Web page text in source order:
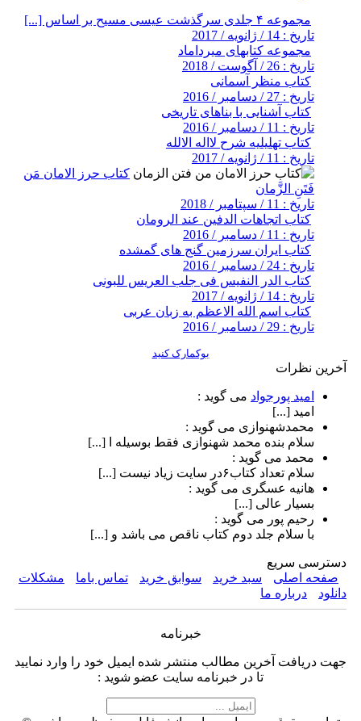
مجموعه ۴ جلدی سرگذشت عیسی مسیح بر اساس [...]
تاریخ : 14 / ژانویه / 2017
مجموعه کتابهای میرداماد
تاریخ : 26 / آگوست / 2018
کتاب منظر آسمانی
تاریخ : 27 / دسامبر / 2016
کتاب آشنایی با بناهای تاریخی
تاریخ : 11 / دسامبر / 2016
کتاب تهلیلیه شرح لااله الالله
تاریخ : 11 / ژانویه / 2017
کتاب حرز الامان مَن
فَتَنِ الزَّمان
تاریخ : 11 / سپتامبر / 2018
کتاب اتجاهات الدفين عند الرومان
تاریخ : 11 / دسامبر / 2016
کتاب ایران سرزمین گنج های گمشده
تاریخ : 24 / دسامبر / 2016
کتاب الدر النفيس فى جلب العريس للبونى
تاریخ : 14 / ژانویه / 2017
کتاب اسم الله الاعظم به زبان عربی
تاریخ : 29 / دسامبر / 2016
بوکمارک کنید
آخرین نظرات
امید پورجواد می گوید :
امید [...]
محمدشهنوازی می گوید :
سلام بنده محمد شهنوازی فقط بوسیله ا [...]
محمد می گوید :
سلام تعداد کتاب۶در سایت زیاد نیست [...]
هانیه عسگری می گوید :
بسیار عالی [...]
رحیم پور می گوید :
با سلام جلد دوم کتاب ناقص می باشد و [...]
دسترسی سریع
صفحه اصلی
سبد خرید سوابق خرید تماس باما
مشکلات
دانلود
درباره ما
خبرنامه
جهت دریافت آخرین مطالب منتشر شده ایمیل خود را وارد نمایید
تا در خبرنامه سایت عضو شوید :